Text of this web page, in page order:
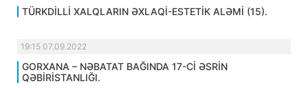
TÜRKDİLLİ XALQLARIN ƏXLAQİ-ESTETİK ALƏMİ (15).
19:15 07.09.2022
GORXANA – NƏBATAT BAĞINDA 17-Cİ ƏSRİN
QƏBİRİSTANLIĞI.